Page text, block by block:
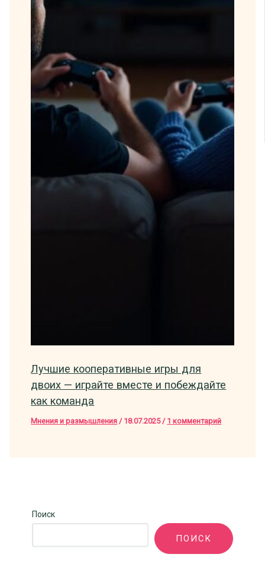
Лучшие кооперативные игры для
двоих — играйте вместе и побеждайте
как команда
Мнения и размышления / 18.07.2025 / 1 комментарий
Поиск
ПОИСК